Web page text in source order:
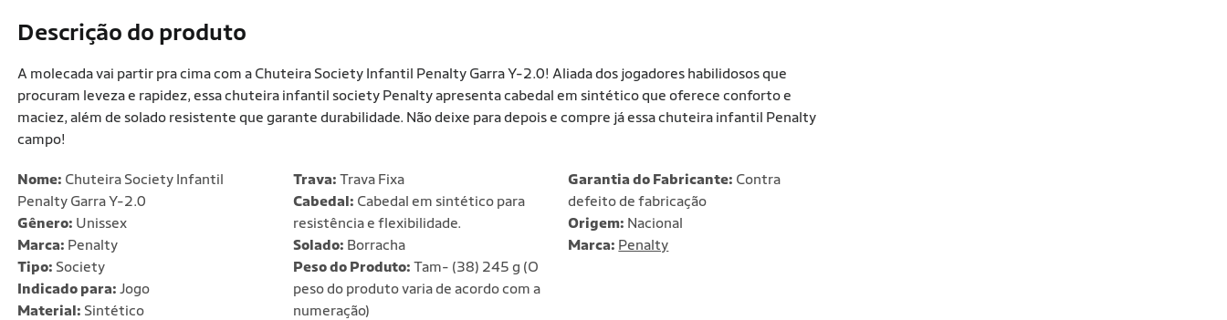
Descrição do produto
A molecada vai partir pra cima com a Chuteira Society Infantil Penalty Garra Y-2.0! Aliada dos jogadores habilidosos que
procuram leveza e rapidez, essa chuteira infantil society Penalty apresenta cabedal em sintético que oferece conforto e
maciez, além de solado resistente que garante durabilidade. Não deixe para depois e compre já essa chuteira infantil Penalty
campo!
Nome: Chuteira Society Infantil
Penalty Garra Y-2.0
Gênero: Unissex
Marca: Penalty
Tipo: Society
Indicado para: Jogo
Material: Sintético
Trava: Trava Fixa
Cabedal: Cabedal em sintético para
resistência e flexibilidade.
Solado: Borracha
Peso do Produto: Tam- (38) 245 g (O
peso do produto varia de acordo com a
numeração)
Garantia do Fabricante: Contra
defeito de fabricação
Origem: Nacional
Marca: Penalty